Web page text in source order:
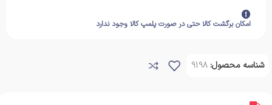
امکان برگشت کالا حتی در صورت پلمپ کالا وجود ندارد
شناسه محصول: 9198